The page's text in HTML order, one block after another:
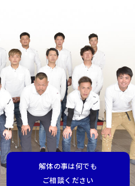
解体の事は何でも
ご相談ください